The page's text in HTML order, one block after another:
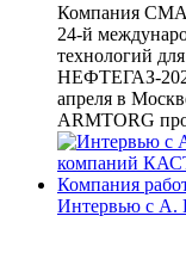
Компания
24-й
технологий
НЕФТЕГАЗ-
апреля в
ARMTORG
Интервью с А.